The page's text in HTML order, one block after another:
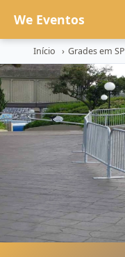
We Eventos
Início › Grades em SP
GRADES EM SP
SEU NOME
WHATSAPP*